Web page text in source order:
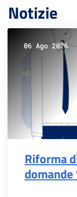
Notizie
06 Ago 2026
Riforma